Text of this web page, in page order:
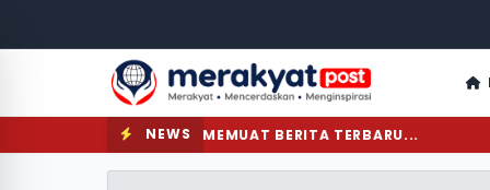
NEWS MEMUAT BERITA TERBARU...